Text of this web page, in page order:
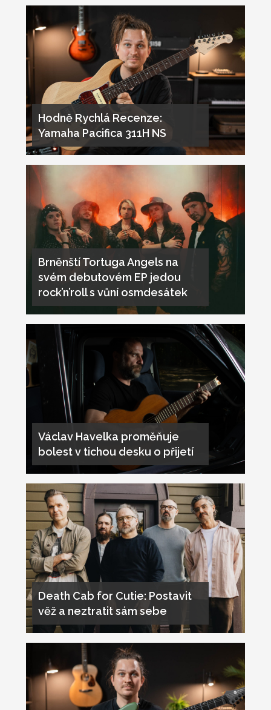
Hodně Rychlá Recenze:
Yamaha Pacifica 311H NS
Brněnští Tortuga Angels na
svém debutovém EP jedou
rock’n’roll s vůní osmdesátek
Václav Havelka proměňuje
bolest v tichou desku o přijetí
Death Cab for Cutie: Postavit
věž a neztratit sám sebe